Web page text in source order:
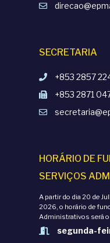
SECRETARIA
+853 2857
+853 2871
HORÁRIO DE
SERVIÇOS
A partir do dia 20 de
2026, o horário de
Administrativos será
segunda-